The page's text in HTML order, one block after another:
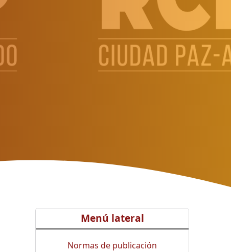
Menú lateral
Normas de publicación